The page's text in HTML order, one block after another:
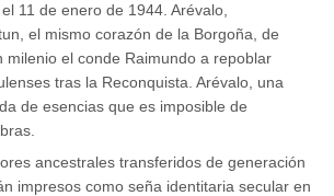
11 de enero de 1944. Arévalo,
el mismo corazón de la Borgoña, de
milenio el conde Raimundo a repoblar
tras la Reconquista. Arévalo, una
de esencias que es imposible de
ancestrales transferidos de generación
impresos como seña identitaria secular en